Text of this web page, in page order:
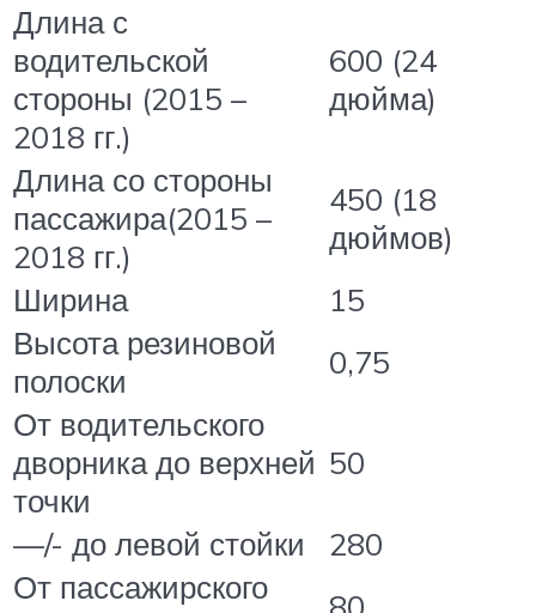
Длина с
водительской
стороны (2015 –
2018 гг.)
600 (24
дюйма)
Длина со стороны
пассажира(2015 –
2018 гг.)
450 (18
дюймов)
Ширина
15
Высота резиновой
полоски
0,75
От водительского
дворника до верхней
точки
50
—/- до левой стойки
280
От пассажирского